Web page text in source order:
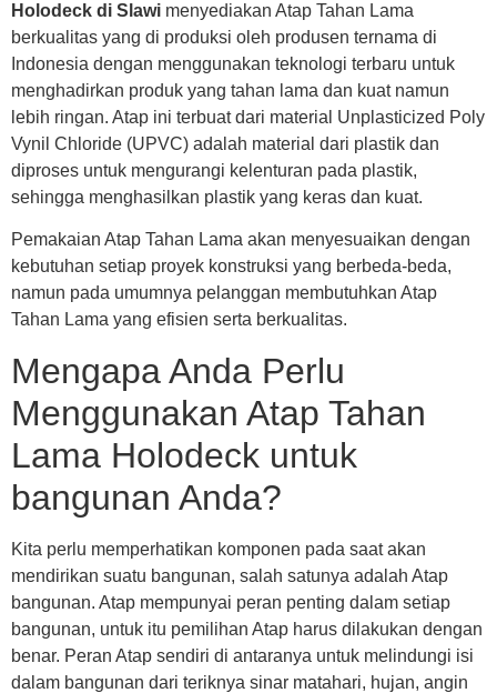
Holodeck di Slawi menyediakan Atap Tahan Lama
berkualitas yang di produksi oleh produsen ternama di
Indonesia dengan menggunakan teknologi terbaru untuk
menghadirkan produk yang tahan lama dan kuat namun
lebih ringan. Atap ini terbuat dari material Unplasticized Poly
Vynil Chloride (UPVC) adalah material dari plastik dan
diproses untuk mengurangi kelenturan pada plastik,
sehingga menghasilkan plastik yang keras dan kuat.
Pemakaian Atap Tahan Lama akan menyesuaikan dengan
kebutuhan setiap proyek konstruksi yang berbeda-beda,
namun pada umumnya pelanggan membutuhkan Atap
Tahan Lama yang efisien serta berkualitas.
Mengapa Anda Perlu
Menggunakan Atap Tahan
Lama Holodeck untuk
bangunan Anda?
Kita perlu memperhatikan komponen pada saat akan
mendirikan suatu bangunan, salah satunya adalah Atap
bangunan. Atap mempunyai peran penting dalam setiap
bangunan, untuk itu pemilihan Atap harus dilakukan dengan
benar. Peran Atap sendiri di antaranya untuk melindungi isi
dalam bangunan dari teriknya sinar matahari, hujan, angin